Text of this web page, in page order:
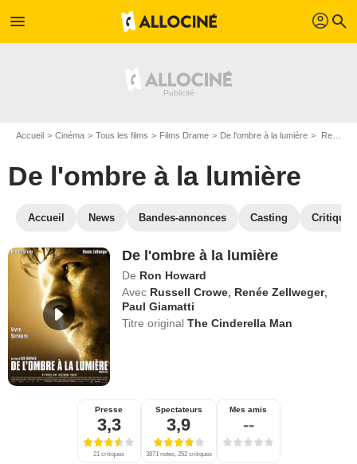
menu profil search
Accueil Cinéma Tous les films Films Drame De l'ombre à la lumière Regarder De l'ombre à la lumière en SVOD
De l'ombre à la lumière
Accueil News Bandes-annonces Casting
De l'ombre à la lumière
De Ron Howard
Avec Russell Crowe Renée Zellweger,
Paul Giamatti
Titre originalThe Cinderella Man
Presse
3,3
21 critiques
Spectateurs
3,9
3871 notes, 252 critiques
Mes amis
--